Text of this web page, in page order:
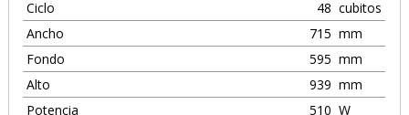
Ciclo
48 cubitos
Ancho
715 mm
Fondo
595 mm
Alto
939 mm
Potencia
510 W